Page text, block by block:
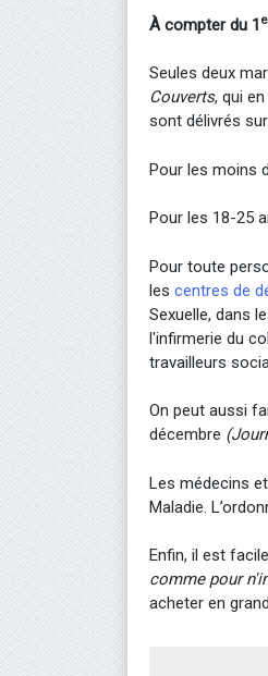
À compter du 1
Seules deux
Couverts, qui
sont délivrés
Pour les moins
Pour les 18-25
Pour toute
les centres de
Sexuelle, dans
l'infirmerie du
travailleurs
On peut aussi
décembre
Les médecins
Maladie.
Enfin, il est
comme pour
acheter en